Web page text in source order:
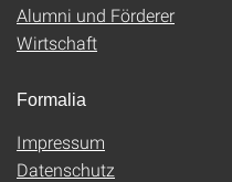
Alumni und Förderer
Wirtschaft
Formalia
Impressum
Datenschutz